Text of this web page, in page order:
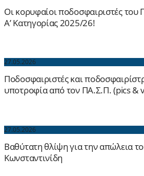
Οι κορυφαίοι ποδοσφαιριστές
Α’ Κατηγορίας 2025/26!
27.05.2026
Ποδοσφαιριστές και
υποτροφία από τον ΠΑ.Σ.Π. (pics &
27.05.2026
Βαθύτατη θλίψη για την απώλεια
Κωνσταντινίδη